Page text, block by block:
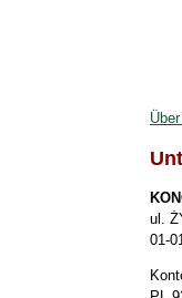
ul.
01-